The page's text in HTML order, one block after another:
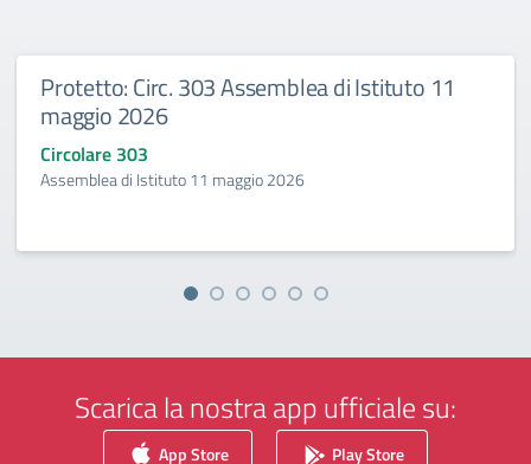
Protetto: Circ. 303 Assemblea di Istituto 11
maggio 2026
Circolare 303
Assemblea di Istituto 11 maggio 2026
Scarica la nostra app ufficiale su:
App Store Play Store